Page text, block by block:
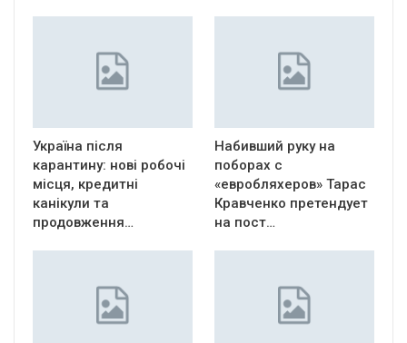
Україна після
карантину: нові робочі
місця, кредитні
канікули та
продовження…
Набивший руку на
поборах с
«евробляхеров» Тарас
Кравченко претендует
на пост…